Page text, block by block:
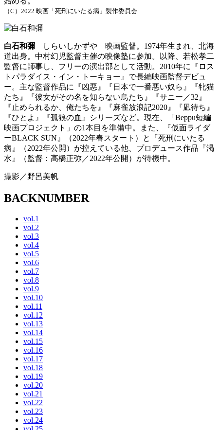
（C）2022 映画「死刑にいたる病」製作委員会
白石和彌 しらいしかずや 映画監督。1974年生まれ、北海
道出身。中村幻児監督主催の映像塾に参加。以降、若松孝二
監督に師事し、フリーの演出部として活動。2010年に『ロス
トパラダイス・イン・トーキョー』で長編映画監督デビュ
ー。主な監督作品に『凶悪』『日本で一番悪い奴ら』『牝猫
たち』『彼女がその名を知らない鳥たち』『サニー／32』
『止められるか、俺たちを』『麻雀放浪記2020』『凪待ち』
『ひとよ』『孤狼の血』シリーズなど。現在、「Beppu短編
映画プロジェクト」の1本目を準備中。また、『仮面ライダ
ーBLACK SUN』（2022年春スタート）と『死刑にいたる
病』（2022年公開）が控えている他、プロデュース作品『渇
水』（監督：高橋正弥／2022年公開）が待機中。
撮影／野呂美帆
BACKNUMBER
vol.1
vol.2
vol.3
vol.4
vol.5
vol.6
vol.7
vol.8
vol.9
vol.10
vol.11
vol.12
vol.13
vol.14
vol.15
vol.16
vol.17
vol.18
vol.19
vol.20
vol.21
vol.22
vol.23
vol.24